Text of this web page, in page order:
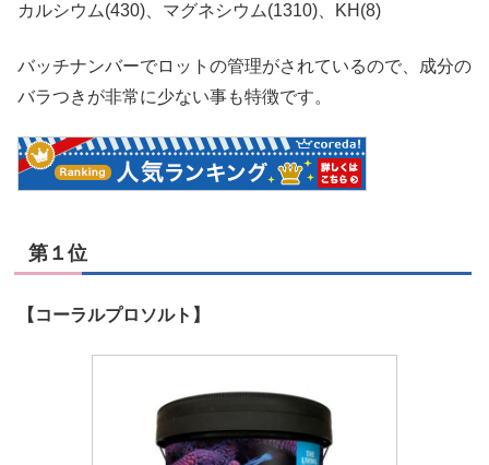
カルシウム(430)、マグネシウム(1310)、KH(8)
バッチナンバーでロットの管理がされているので、成分の
バラつきが非常に少ない事も特徴です。
第１位
【コーラルプロソルト】